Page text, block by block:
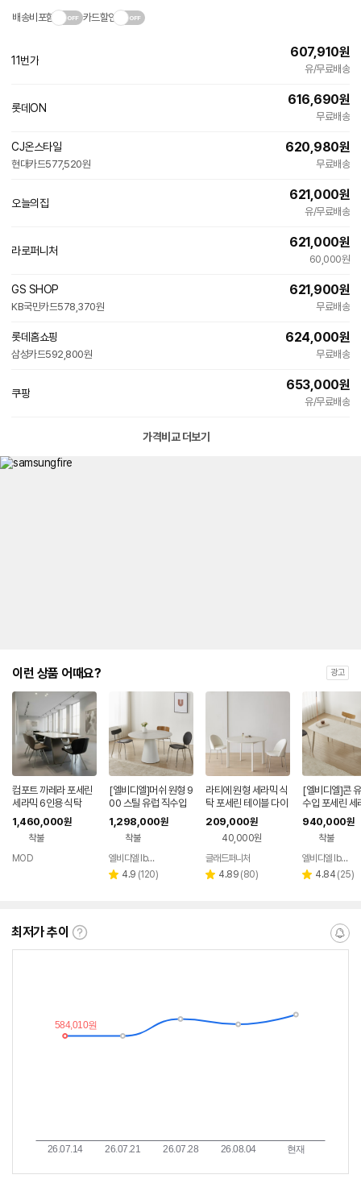
배송비포함 카드할인
11번가
607,910원
유/무료배송
롯데ON
616,690원
무료배송
CJ온스타일
현대카드577,520원
620,980원
무료배송
오늘의집
621,000원
유/무료배송
라로퍼니처
이
621,000원
60,000원
GS SHOP
KB국민카드578,370원
621,900원
무료배송
롯데홈쇼핑
삼성카드592,800원
624,000원
무료배송
쿠팡
653,000원
유/무료배송
가격비교 더보기
이런 상품 어때요? 광고
컴포트 까레라 포세린
세라믹 6인용 식탁
1,460,000원
착불
MOD
[엘비디엘]머쉬 원형 9
00 스틸 유럽 직수입
포세린 세라믹 식탁 12
T 테이블
1,298,000원
착불
엘비디엘 lbdl
별 4.9 리
(120)
라티에 원형 세라믹 식
탁 포세린 테이블 다이
닝 화이트 12T 2인 9
00
209,000원
40,000원
글래드퍼니처
별 4.89 리
(80)
[엘비디엘]콘
수입 포세린 세
탁 12T 주문제
블 1400
940,000원
착불
엘비디엘 lbdl
별 4.84 리
(25)
최저가 추이
최
알